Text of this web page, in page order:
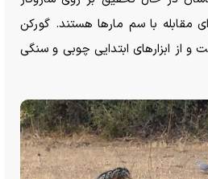
مقابله با سم مار‌ها هستند. گورکن
از ابزار‌های ابتدایی چوبی و سنگی